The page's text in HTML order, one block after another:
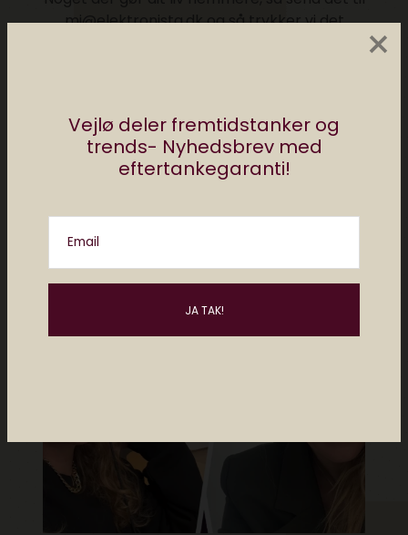
Vejlø deler fremtidstanker og
trends- Nyhedsbrev med
eftertankegaranti!
Email
×
mj@elektronista.dk og så trykker vi det